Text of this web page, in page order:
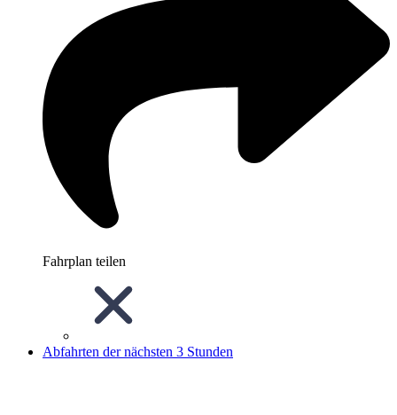
Fahrplan teilen
Abfahrten der nächsten 3 Stunden